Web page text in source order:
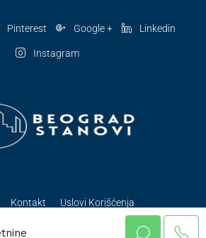
Pinterest Google + Linkedin
Instagram
Kontakt Uslovi Korišćenja
- Sva prava zadržana